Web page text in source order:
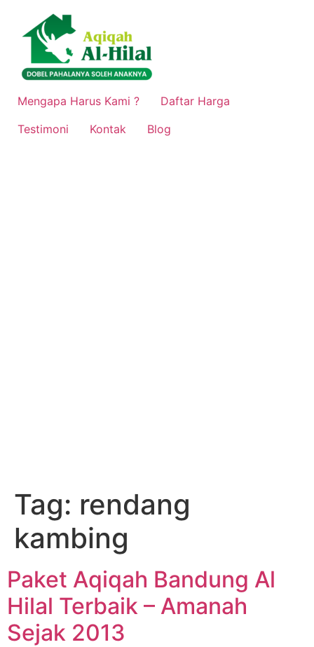
konten
Mengapa Harus Kami ?
Daftar Harga
Testimoni
Kontak Blog
Tag: rendang
kambing
Paket Aqiqah Bandung Al
Hilal Terbaik – Amanah
Sejak 2013